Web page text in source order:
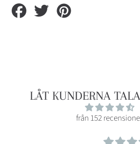
Partager
sur
Tweeter
sur
LÅT KUNDERNA
från 152